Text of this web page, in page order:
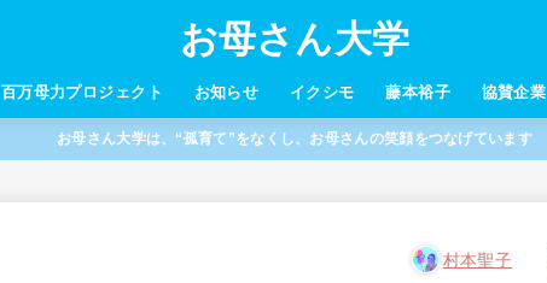
お母さん大学
百万母力プロジェクト お知らせ イクシモ 藤本裕子 協賛企業
お母さん大学は、“孤育て”をなくし、お母さんの笑顔をつなげています
村本聖子